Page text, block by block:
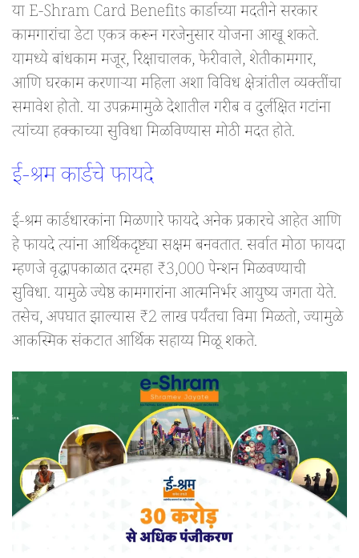
या E-Shram Card Benefits कार्डाच्या मदतीने सरकार
कामगारांचा डेटा एकत्र करून गरजेनुसार योजना आखू शकते.
यामध्ये बांधकाम मजूर, रिक्षाचालक, फेरीवाले, शेतीकामगार,
आणि घरकाम करणाऱ्या महिला अशा विविध क्षेत्रांतील व्यक्तींचा
समावेश होतो. या उपक्रमामुळे देशातील गरीब व दुर्लक्षित गटांना
त्यांच्या हक्काच्या सुविधा मिळविण्यास मोठी मदत होते.
ई-श्रम कार्डचे फायदे
ई-श्रम कार्डधारकांना मिळणारे फायदे अनेक प्रकारचे आहेत आणि
हे फायदे त्यांना आर्थिकदृष्ट्या सक्षम बनवतात. सर्वात मोठा फायदा
म्हणजे वृद्धापकाळात दरमहा ₹3,000 पेन्शन मिळवण्याची
सुविधा. यामुळे ज्येष्ठ कामगारांना आत्मनिर्भर आयुष्य जगता येते.
तसेच, अपघात झाल्यास ₹2 लाख पर्यंतचा विमा मिळतो, ज्यामुळे
आकस्मिक संकटात आर्थिक सहाय्य मिळू शकते.